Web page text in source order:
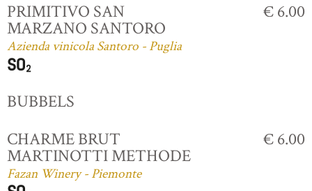
PRIMITIVO SAN
MARZANO SANTORO
Azienda vinicola Santoro - Puglia
€ 6.00
BUBBELS
CHARME BRUT
MARTINOTTI METHODE
Fazan Winery - Piemonte
€ 6.00